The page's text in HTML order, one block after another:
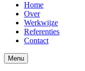
Home
Over
Werkwijze
Referenties
Contact
Menu